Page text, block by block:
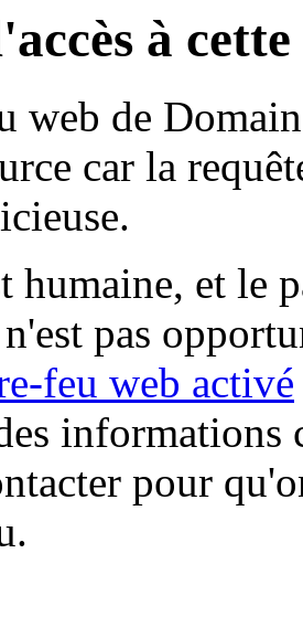
à
web de
car la
humaine, et le
pas
feu web activé
informations
pour